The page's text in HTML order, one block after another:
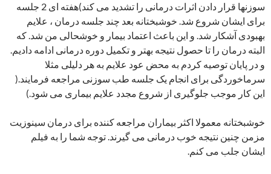
سوزنها قرار دادن اثرات درمانی را تشدید می کند)هفته ای 2 جلسه
برای ایشان شروع شد. خوشبختانه بعد چند جلسه درمان ، علایم
بهبودی آشکار شد. و این باعث اعتماد بیمار و خوشحالی من شد. که
البته درمان را تا حصول نتیجه بهتر و تکمیل دوره درمانی ادامه دادیم.
و در پایان توصیه کردم به محض عود علایم به هر دلیلی مثلا
سرماخوردگی برای انجام یک جلسه طب سوزنی مراجعه فرمایند.(
این کار موجب جلوگیری از شروع مجدد علایم بیماری می شود.)
خوشبختانه معمولا اکثر بیماران مراجعه کننده برای درمان سینوزیت
مزمن چنین نتیجه خوب درمانی می گیرند. توجه شما را به فیلم
ایشان جلب می کنم.